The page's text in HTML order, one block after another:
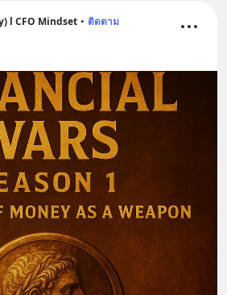
l CFO Mindset • ติดตาม